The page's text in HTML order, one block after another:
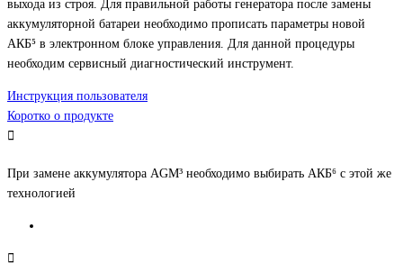
выхода из строя. Для правильной работы генератора после замены
аккумуляторной батареи необходимо прописать параметры новой
АКБ⁵ в электронном блоке управления. Для данной процедуры
необходим сервисный диагностический инструмент.
Инструкция пользователя
Коротко о продукте
При замене аккумулятора AGM³ необходимо выбирать АКБ⁶ с этой же
технологией